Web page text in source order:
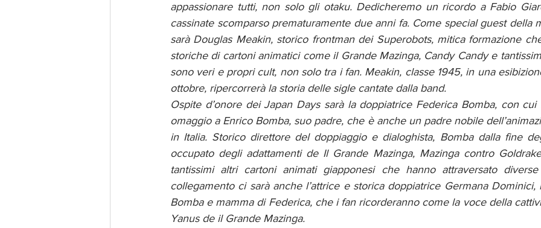
appassionare tutti, non solo gli otaku. Dedicheremo un ricordo a Fabio
cassinate scomparso prematuramente due anni fa. Come special guest della
sarà Douglas Meakin, storico frontman dei Superobots, mitica formazione
storiche di cartoni animatici come il Grande Mazinga, Candy Candy e
sono veri e propri cult, non solo tra i fan. Meakin, classe 1945, in una
ottobre, ripercorrerà la storia delle sigle cantate dalla band.
Ospite d’onore dei Japan Days sarà la doppiatrice Federica Bomba, con cui
omaggio a Enrico Bomba, suo padre, che è anche un padre nobile
in Italia. Storico direttore del doppiaggio e dialoghista, Bomba dalla fine
occupato degli adattamenti de Il Grande Mazinga, Mazinga contro
tantissimi altri cartoni animati giapponesi che hanno attraversato
collegamento ci sarà anche l’attrice e storica doppiatrice Germana
Bomba e mamma di Federica, che i fan ricorderanno come la voce della
Yanus de il Grande Mazinga.